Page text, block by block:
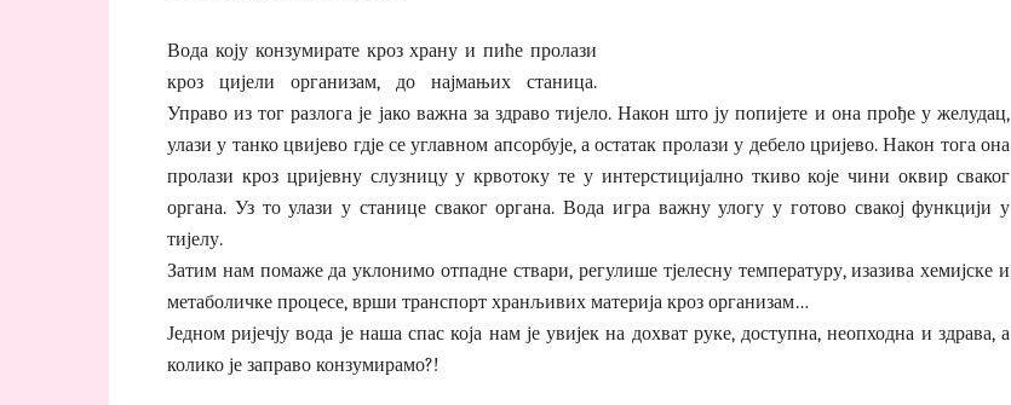
Вода коју конзумирате кроз храну и пиће пролази
кроз цијели организам, до најмањих станица.
Управо из тог разлога је јако важна за здраво тијело. Након што ју попијете и она прође у желудац,
улази у танко цвијево гдје се углавном апсорбује, а остатак пролази у дебело цријево. Након тога она
пролази кроз цријевну слузницу у крвотоку те у интерстицијално ткиво које чини оквир сваког
органа. Уз то улази у станице сваког органа. Вода игра важну улогу у готово свакој функцији у
тијелу.
Затим нам помаже да уклонимо отпадне ствари, регулише тјелесну температуру, изазива хемијске и
метаболичке процесе, врши транспорт хранљивих материја кроз организам…
Једном ријечју вода је наша спас која нам је увијек на дохват руке, доступна, неопходна и здрава, а
колико је заправо конзумирамо?!